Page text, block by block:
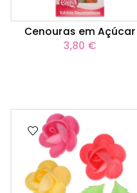
Cenouras em Açúcar
3,80 €